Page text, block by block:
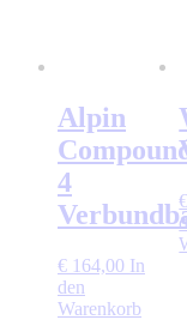
Alpin
4
€ 164,00 In
den
Warenkorb
€